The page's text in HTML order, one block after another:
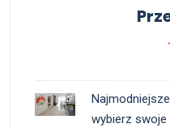
wybierz swoje